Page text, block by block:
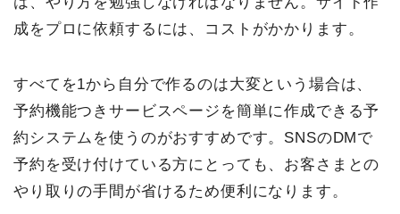
成をプロに依頼するには、コストがかかります。
すべてを1から自分で作るのは大変という場合は、
予約機能つきサービスページを簡単に作成できる予
約システムを使うのがおすすめです。SNSのDMで
予約を受け付けている方にとっても、お客さまとの
やり取りの手間が省けるため便利になります。